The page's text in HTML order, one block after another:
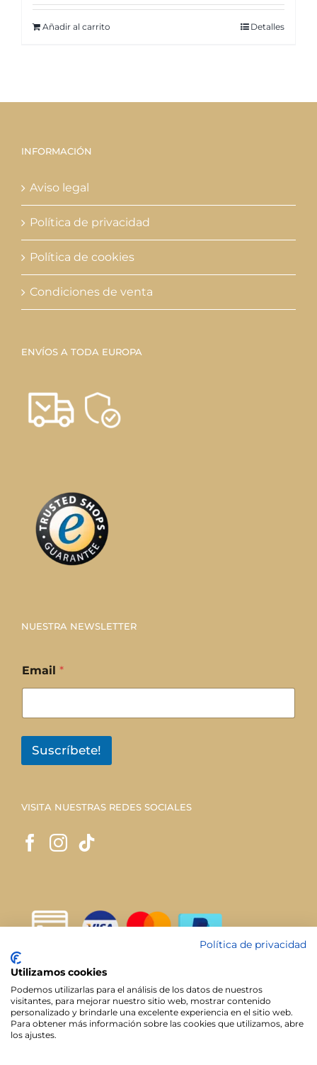
Añadir al carrito Detalles
INFORMACIÓN
Aviso legal
Política de privacidad
Política de cookies
Condiciones de venta
ENVÍOS A TODA EUROPA
NUESTRA NEWSLETTER
Email *
Suscríbete!
VISITA NUESTRAS REDES SOCIALES
Política de privacidad
Utilizamos cookies
Podemos utilizarlas para el análisis de los datos de nuestros
visitantes, para mejorar nuestro sitio web, mostrar contenido
personalizado y brindarle una excelente experiencia en el sitio web.
Para obtener más información sobre las cookies que utilizamos, abre
los ajustes.